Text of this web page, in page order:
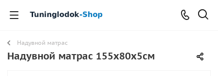
Надувной матрас
Надувной матрас 155х80x5см